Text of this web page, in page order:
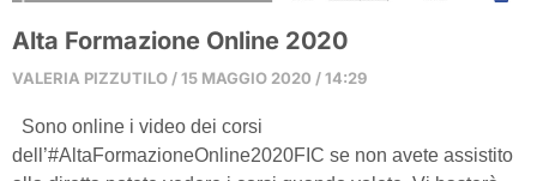
Alta Formazione Online 2020
VALERIA PIZZUTILO 15 MAGGIO 2020 14:29
Sono online i video dei corsi
dell’#AltaFormazioneOnline2020FIC se non avete assistito